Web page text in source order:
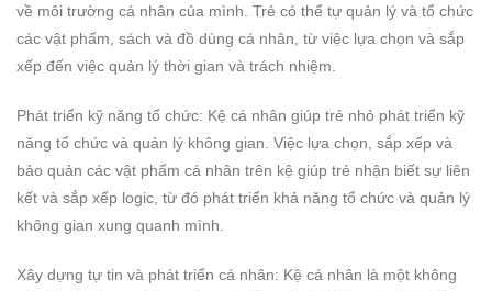
về môi trường cá nhân của mình. Trẻ có thể tự quản lý và tổ chức
các vật phẩm, sách và đồ dùng cá nhân, từ việc lựa chọn và sắp
xếp đến việc quản lý thời gian và trách nhiệm.
Phát triển kỹ năng tổ chức: Kệ cá nhân giúp trẻ nhỏ phát triển kỹ
năng tổ chức và quản lý không gian. Việc lựa chọn, sắp xếp và
bảo quản các vật phẩm cá nhân trên kệ giúp trẻ nhận biết sự liên
kết và sắp xếp logic, từ đó phát triển khả năng tổ chức và quản lý
không gian xung quanh mình.
Xây dựng tự tin và phát triển cá nhân: Kệ cá nhân là một không